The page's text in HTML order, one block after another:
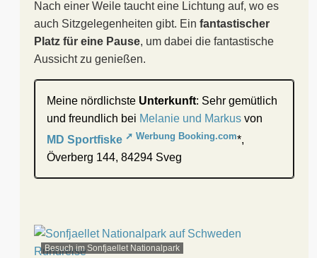
Nach einer Weile taucht eine Lichtung auf, wo es
auch Sitzgelegenheiten gibt. Ein fantastischer
Platz für eine Pause, um dabei die fantastische
Aussicht zu genießen.
Meine nördlichste Unterkunft: Sehr gemütlich
und freundlich bei Melanie und Markus von
MD Sportfiske
*,
Överberg 144, 84294 Sveg
Besuch im Sonfjaellet Nationalpark